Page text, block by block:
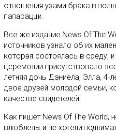
отношения узами брака в
папарацци.
Все же издание News Of The
источников узнало об их
которая состоялась в среду,
церемонии присутствовало
летняя дочь Дэниела, Элла, 4-
двое друзей молодой семьи,
качестве свидетелей.
Как пишет News Of The World,
влюблены и не хотели